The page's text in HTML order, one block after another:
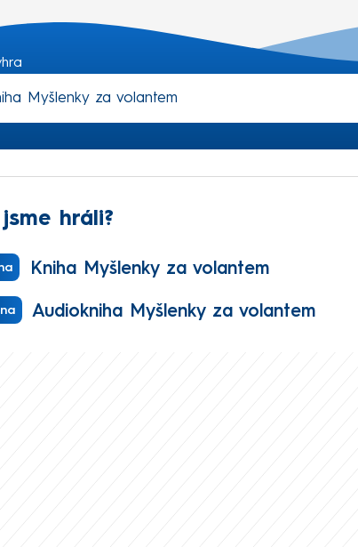
Myšlenky za volantem
hráli?
Kniha Myšlenky za volantem
Audiokniha Myšlenky za volantem